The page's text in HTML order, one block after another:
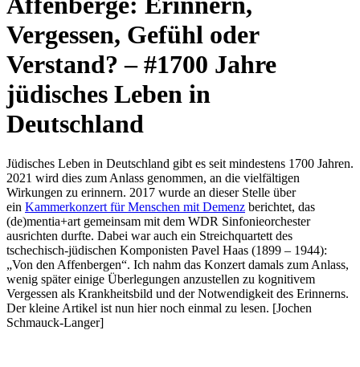
Vergessen, Gefühl oder
Verstand? – #1700 Jahre
jüdisches Leben in
Deutschland
Jüdisches Leben in Deutschland gibt es seit mindestens 1700 Jahren.
2021 wird dies zum Anlass genommen, an die vielfältigen
Wirkungen zu erinnern. 2017 wurde an dieser Stelle über
ein Kammerkonzert für Menschen mit Demenz berichtet, das
(de)mentia+art gemeinsam mit dem WDR Sinfonieorchester
ausrichten durfte. Dabei war auch ein Streichquartett des
tschechisch-jüdischen Komponisten Pavel Haas (1899 – 1944):
„Von den Affenbergen“. Ich nahm das Konzert damals zum Anlass,
wenig später einige Überlegungen anzustellen zu kognitivem
Vergessen als Krankheitsbild und der Notwendigkeit des Erinnerns.
Der kleine Artikel ist nun hier noch einmal zu lesen. [Jochen
Schmauck-Langer]